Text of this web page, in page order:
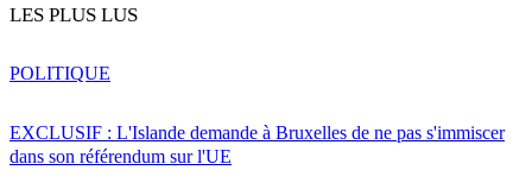
LES PLUS LUS
EXCLUSIF : L'Islande demande à Bruxelles de ne pas s'immiscer
dans son référendum sur l'UE
POLITIQUE